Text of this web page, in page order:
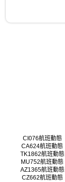
CI076航班動態
CA624航班動態
TK1862航班動態
MU752航班動態
AZ1365航班動態
CZ662航班動態